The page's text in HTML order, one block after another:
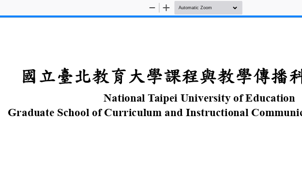
Zoom
Zoom
國立臺北教育大學
課程與
教學傳
National Taipei University
Graduate School of Curriculum and